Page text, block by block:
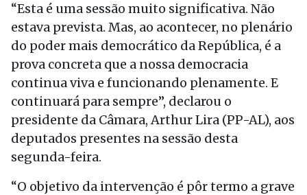
“Esta é uma sessão muito significativa. Não
estava prevista. Mas, ao acontecer, no plenário
do poder mais democrático da República, é a
prova concreta que a nossa democracia
continua viva e funcionando plenamente. E
continuará para sempre”, declarou o
presidente da Câmara, Arthur Lira (PP-AL), aos
deputados presentes na sessão desta
segunda-feira.
“O objetivo da intervenção é pôr termo a grave